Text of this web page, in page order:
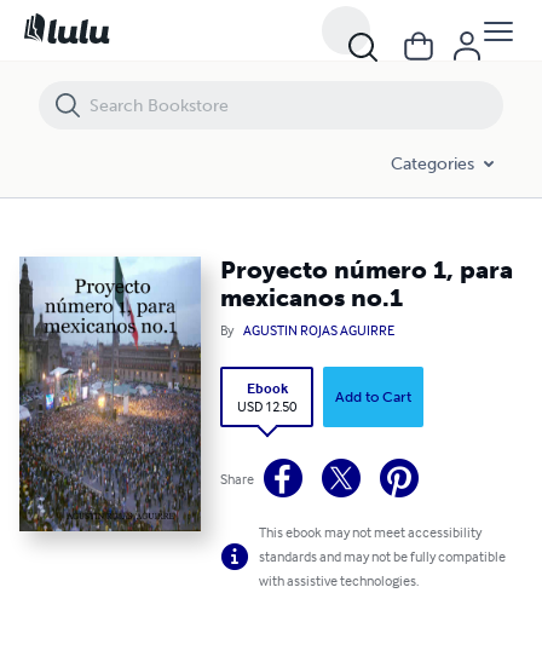
Categories
Proyecto número 1, para
mexicanos no.1
By AGUSTIN ROJAS AGUIRRE
Ebook
USD 12.50
Add to Cart
Share
This ebook may not meet accessibility
standards and may not be fully compatible
with assistive technologies.
Proyecto número 1, para mexicanos no.1